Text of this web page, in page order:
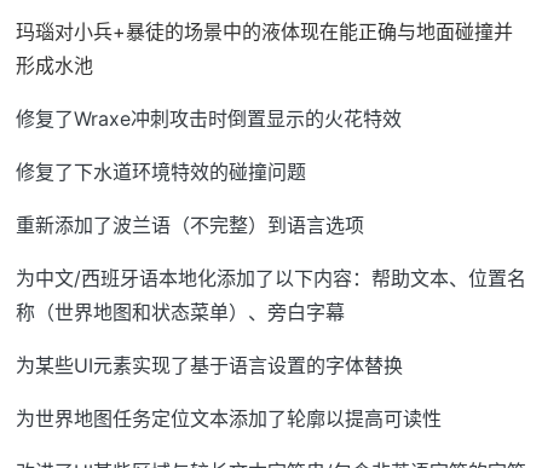
玛瑙对小兵+暴徒的场景中的液体现在能正确与地面碰撞并
形成水池
修复了Wraxe冲刺攻击时倒置显示的火花特效
修复了下水道环境特效的碰撞问题
重新添加了波兰语（不完整）到语言选项
为中文/西班牙语本地化添加了以下内容：帮助文本、位置名
称（世界地图和状态菜单）、旁白字幕
为某些UI元素实现了基于语言设置的字体替换
为世界地图任务定位文本添加了轮廓以提高可读性